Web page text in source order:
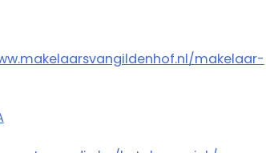
makelaar-